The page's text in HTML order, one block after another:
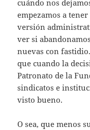
cuándo nos
empezamos a
versión
ver si
nuevas con
que cuando la
Patronato de la
sindicatos e
visto bueno.
O sea, que menos